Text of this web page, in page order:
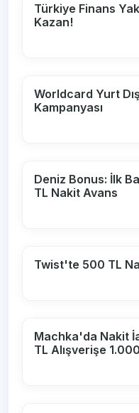
Türkiye Finans
Kazan!
Worldcard Yurt
Kampanyası
Deniz Bonus: İlk
TL Nakit Avans
Twist'te 500 TL
Machka'da Nakit
TL Alışverişe